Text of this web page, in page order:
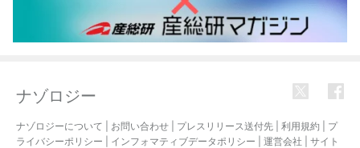
ナゾロジー
ナゾロジーについて お問い合わせ プレスリリース送付先 利用規約
プ
ライバシーポリシー
インフォマティブデータポリシー 運営会社
サイト